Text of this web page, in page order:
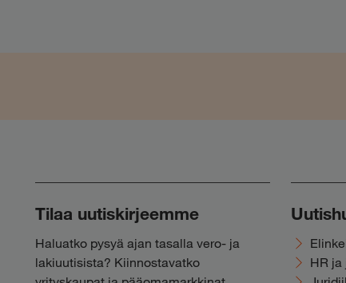
Tilaa uutiskirjeemme
Haluatko pysyä ajan tasalla vero- ja
lakiuutisista? Kiinnostavatko
HR ja